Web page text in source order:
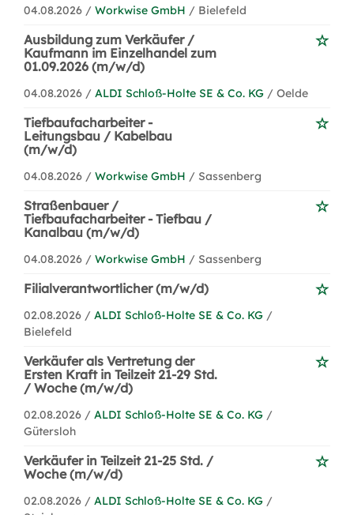
04.08.2026 / Workwise GmbH / Bielefeld
Ausbildung zum Verkäufer /
Kaufmann im Einzelhandel zum
01.09.2026 (m/w/d)
04.08.2026 / ALDI Schloß-Holte SE & Co. KG / Oelde
Tiefbaufacharbeiter -
Leitungsbau / Kabelbau
(m/w/d)
04.08.2026 / Workwise GmbH / Sassenberg
Straßenbauer /
Tiefbaufacharbeiter - Tiefbau /
Kanalbau (m/w/d)
04.08.2026 / Workwise GmbH / Sassenberg
Filialverantwortlicher (m/w/d)
02.08.2026 / ALDI Schloß-Holte SE & Co. KG /
Bielefeld
Verkäufer als Vertretung der
Ersten Kraft in Teilzeit 21-29 Std.
/ Woche (m/w/d)
02.08.2026 / ALDI Schloß-Holte SE & Co. KG /
Gütersloh
Verkäufer in Teilzeit 21-25 Std. /
Woche (m/w/d)
02.08.2026 / ALDI Schloß-Holte SE & Co. KG /